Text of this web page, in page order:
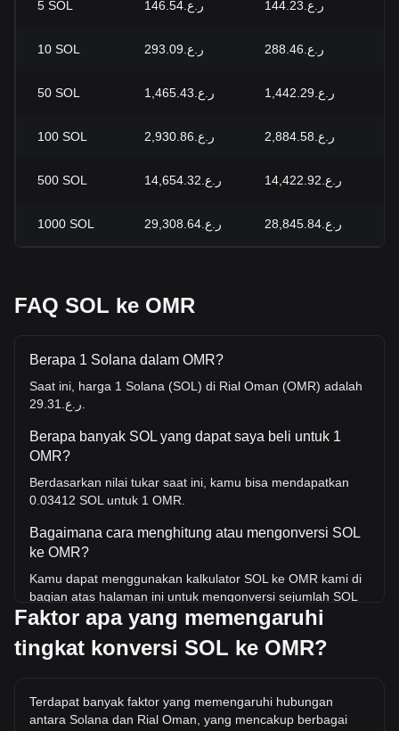
5 SOL ر.ع.146.54 ر.ع.144.23
10 SOL ر.ع.293.09 ر.ع.288.46
50 SOL ر.ع.1,465.43 ر.ع.1,442.29
100 SOL ر.ع.2,930.86 ر.ع.2,884.58
500 SOL ر.ع.14,654.32 ر.ع.14,422.92
1000 SOL ر.ع.29,308.64 ر.ع.28,845.84
FAQ SOL ke OMR
Berapa 1 Solana dalam OMR?
Saat ini, harga 1 Solana (SOL) di Rial Oman (OMR) adalah
Berapa banyak SOL yang dapat saya beli untuk 1
OMR?
Berdasarkan nilai tukar saat ini, kamu bisa mendapatkan
0.03412 SOL untuk 1 OMR.
Bagaimana cara menghitung atau mengonversi SOL
ke OMR?
Kamu dapat menggunakan kalkulator SOL ke OMR kami di
bagian atas halaman ini untuk mengonversi sejumlah SOL
ke OMR. Kami juga menyertakan tabel referensi cepat
untuk konversi yang paling populer. Misalnya, 5 OMR setara
dengan 0.1706 SOL, sedangkan 5 SOL akan berharga
Berapa harga SOL/OMR tertinggi sepanjang sejarah?
Harga tertinggi sepanjang masa untuk 1 SOL di OMR
Faktor apa yang memengaruhi
tingkat konversi SOL ke OMR?
Terdapat banyak faktor yang memengaruhi hubungan
antara Solana dan Rial Oman, yang mencakup berbagai